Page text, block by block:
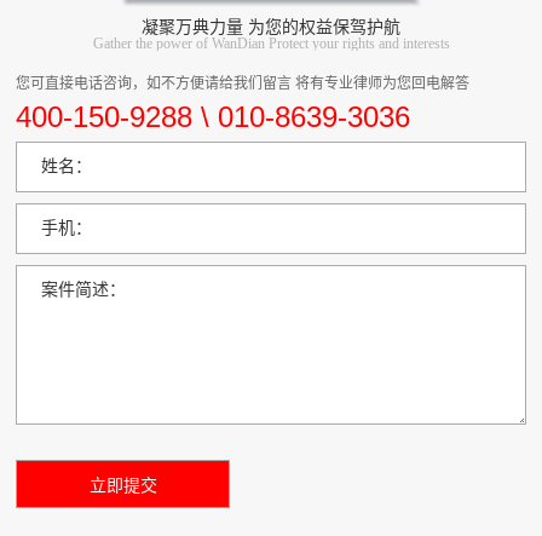
凝聚万典力量 为您的权益保驾护航
Gather the power of WanDian Protect your rights and interests
您可直接电话咨询，如不方便请给我们留言 将有专业律师为您回电解答
400-150-9288 \ 010-8639-3036
姓名：
手机：
案件简述：